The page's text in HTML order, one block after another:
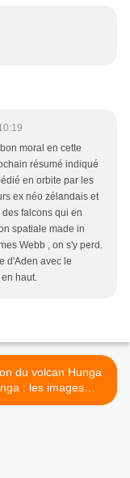
moral en cette
résumé indiqué
en orbite par les
ex néo zélandais et
falcons qui en
spatiale made in
Webb , on s'y perd.
d'Aden avec le
haut.
du volcan Hunga
: les images
des satellites